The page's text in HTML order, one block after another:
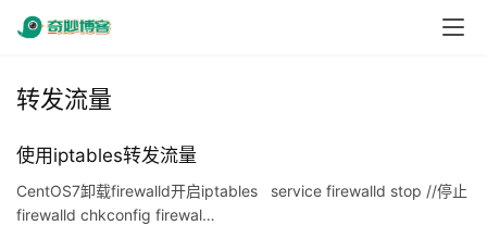
转发流量
使用iptables转发流量
CentOS7卸载firewalld开启iptables service firewalld stop //停止
firewalld chkconfig firewal…